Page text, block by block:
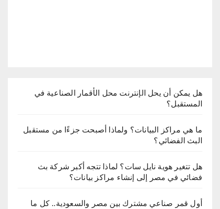
هل يمكن أن يحل الإنترنت محل الأقمار الصناعية في
المستقبل؟
ما هي مراكز البيانات؟ ولماذا أصبحت جزءًا من مستقبل
البث الفضائي؟
هل تتغير هوية نايل سات؟ لماذا تتجه أكبر شركة بث
فضائي في مصر إلى إنشاء مراكز بيانات؟
أول قمر صناعي مشترك بين مصر والسعودية.. كل ما